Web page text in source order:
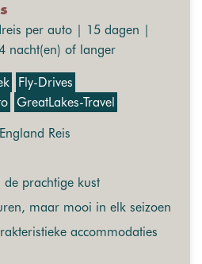
per auto | 15 dagen |
nacht(en) of langer
Fly-Drives
GreatLakes-Travel
Reis
prachtige kust
maar mooi in elk seizoen
accommodaties